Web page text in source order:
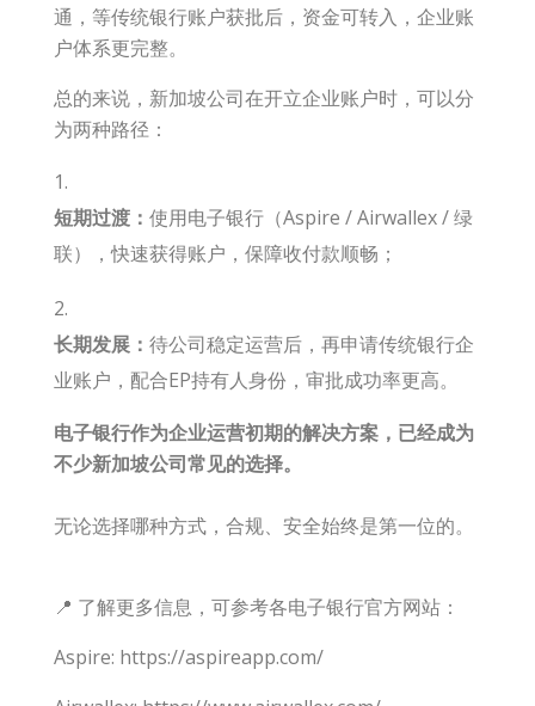
通，等传统银行账户获批后，资金可转入，企业账
户体系更完整。
总的来说，新加坡公司在开立企业账户时，可以分
为两种路径：
短期过渡： 使用电子银行（Aspire / Airwallex / 绿
联），快速获得账户，保障收付款顺畅；
长期发展： 待公司稳定运营后，再申请传统银行企
业账户，配合EP持有人身份，审批成功率更高。
电子银行作为企业运营初期的解决方案，已经成为
不少新加坡公司常见的选择。
无论选择哪种方式，合规、安全始终是第一位的。
📍 了解更多信息，可参考各电子银行官方网站：
Aspire: https://aspireapp.com/